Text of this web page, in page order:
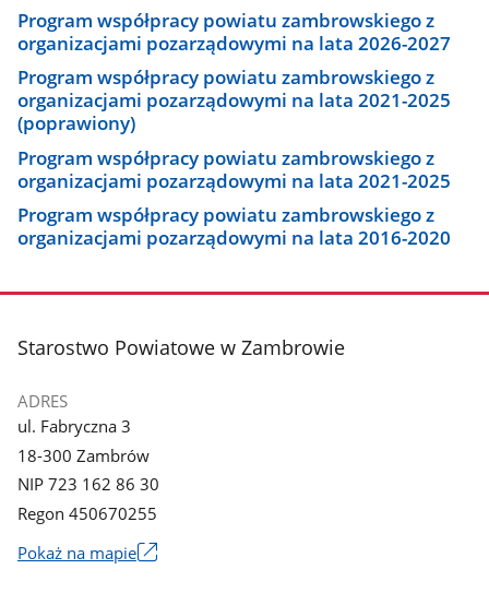
Program współpracy powiatu zambrowskiego z
organizacjami pozarządowymi na lata 2026-2027
Program współpracy powiatu zambrowskiego z
organizacjami pozarządowymi na lata 2021-2025
(poprawiony)
Program współpracy powiatu zambrowskiego z
organizacjami pozarządowymi na lata 2021-2025
Program współpracy powiatu zambrowskiego z
organizacjami pozarządowymi na lata 2016-2020
stopka
Starostwo Powiatowe w Zambrowie
ADRES
ul. Fabryczna 3
18-300 Zambrów
NIP 723 162 86 30
Regon 450670255
Pokaż na mapieLink